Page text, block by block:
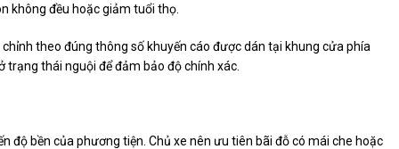
không đều hoặc giảm tuổi thọ.
theo đúng thông số khuyến cáo được dán tại khung cửa phía
trạng thái nguội để đảm bảo độ chính xác.
độ bền của phương tiện. Chủ xe nên ưu tiên bãi đỗ có mái che hoặc